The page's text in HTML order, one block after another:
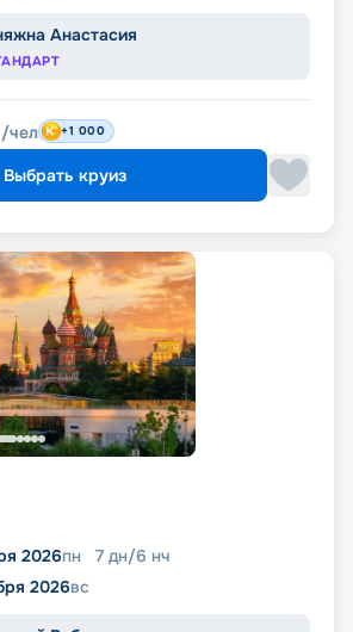
Анастасия
/чел +1 000
Выбрать круиз
2026пн 7 дн/6 нч
2026вс